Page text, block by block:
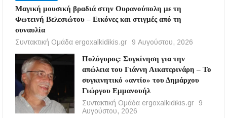
Μαγική μουσική βραδιά στην Ουρανούπολη με τη
Φωτεινή Βελεσιώτου – Εικόνες και στιγμές από τη
συναυλία
Συντακτική Ομάδα ergoxalkidikis.gr
9 Αυγούστου, 2026
Πολύγυρος: Συγκίνηση για την
απώλεια του Γιάννη Αικατερινάρη – Το
συγκινητικό «αντίο» του Δημάρχου
Γιώργου Εμμανουήλ
Συντακτική Ομάδα ergoxalkidikis.gr
9
Αυγούστου, 2026